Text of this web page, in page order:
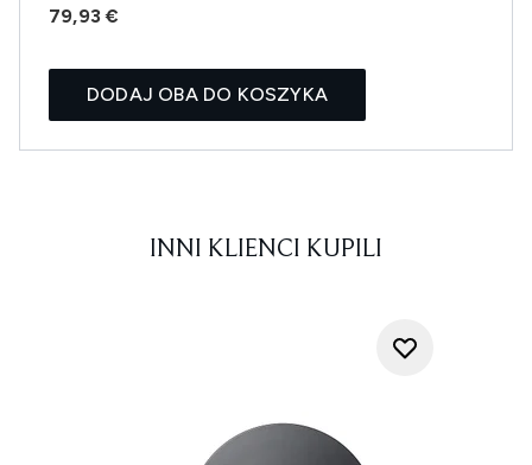
79,93 €
DODAJ OBA DO KOSZYKA
INNI KLIENCI KUPILI